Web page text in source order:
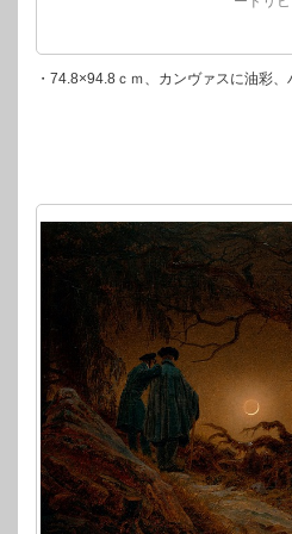
・74.8×94.8ｃｍ、カンヴァスに油彩